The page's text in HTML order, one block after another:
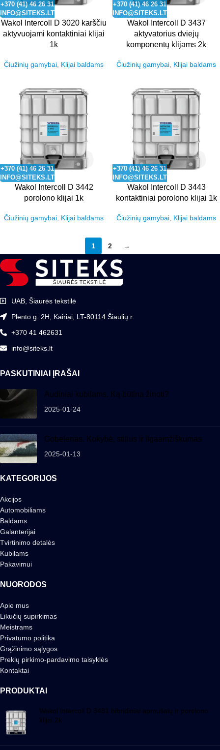
+370 (41) 46 26 31
INFO@SITEKS.LT
Wakol Intercoll D 3020 karščiu
aktyvuojami kontaktiniai klijai
1k
Čiužinių gamybai Klijai baldams
+370 (41) 46 26 31
INFO@SITEKS.LT
Wakol Intercoll D 3437
aktyvatorius dviejų
komponentų klijams 2k
Čiužinių gamybai Klijai baldams
+370 (41) 46 26 31
INFO@SITEKS.LT
Wakol Intercoll D 3442
porolono klijai 1k
Čiužinių gamybai Klijai baldams
+370 (41) 46 26 31
INFO@SITEKS.LT
Wakol Intercoll D 3443
kontaktiniai porolono klijai 1k
Čiužinių gamybai Klijai baldams
1 2 →
UAB, Šiaurės tekstilė
Plento g. 2H, Kairiai, LT-80114 Šiaulių r.
+370 41 462631
info@siteks.lt
PASKUTINIAI ĮRAŠAI
Audiniai kubilams. Ką būtina žinoti?
2025-01-24
Gobelenas. Kokybė, stilius ir ilgaamžiškumas
2025-01-13
KATEGORIJOS
Akcijos
Automobiliams
Baldams
Galanterijai
Tvirtinimo detalės
Kubilams
Pakavimui
NUORODOS
Apie mus
Likučių supirkimas
Meistrams
Privatumo politika
Grąžinimo sąlygos
Prekių pirkimo-pardavimo taisyklės
Kontaktai
PRODUKTAI
Wakol Intercoll D 3481 hibridiniai apmušalų ir porolono
klijai 2k